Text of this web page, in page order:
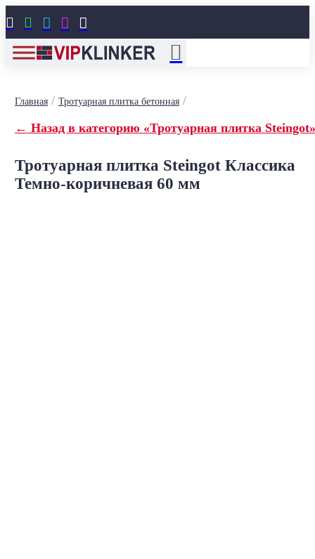
    
Главная/ Тротуарная плитка бетонная/
← Назад в категорию «Тротуарная плитка Steingot»
Тротуарная плитка Steingot Классика
Темно-коричневая 60 мм